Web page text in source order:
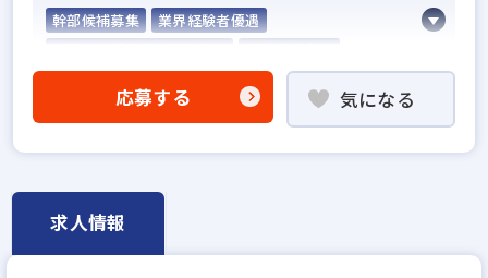
幹部候補募集
業界経験者優遇
宅建取引士歓迎
年間休日120日以上
年収550万円
応募する 気になる
求人情報